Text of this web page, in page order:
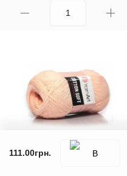
111.00грн.